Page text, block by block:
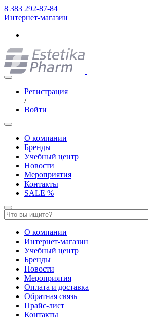
8 383 292-87-84
Интернет-магазин
Регистрация
/
Войти
О компании
Бренды
Учебный центр
Новости
Мероприятия
Контакты
SALE %
О компании
Интернет-магазин
Учебный центр
Бренды
Новости
Мероприятия
Оплата и доставка
Обратная связь
Прайс-лист
Контакты